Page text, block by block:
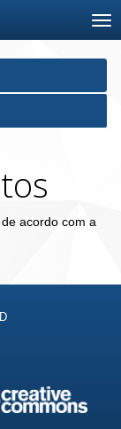
acordo com a